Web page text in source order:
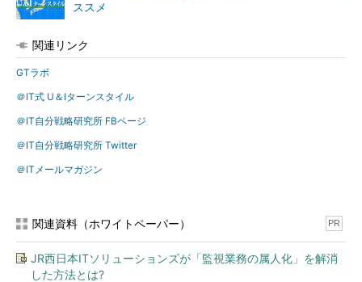
2010年 徳島にUターン 「テクノモバイル」入社
2013年～ 「GTラボ」設立 代表取締役社長
2015年～ 「電脳交通」など複数社のCTO
ススメ
関連リンク
GTラボ
＠IT式 U＆Iターンスタイル
＠IT自分戦略研究所 FBページ
＠IT自分戦略研究所 Twitter
＠ITメールマガジン
関連資料（ホワイトペーパー） PR
JR西日本ITソリューションズが「監視業務の属人化」を解消
した方法とは?